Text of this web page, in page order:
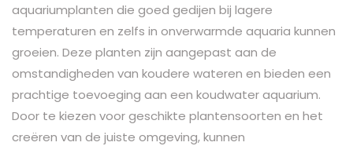
aquariumplanten die goed gedijen bij lagere
temperaturen en zelfs in onverwarmde aquaria kunnen
groeien. Deze planten zijn aangepast aan de
omstandigheden van koudere wateren en bieden een
prachtige toevoeging aan een koudwater aquarium.
Door te kiezen voor geschikte plantensoorten en het
creëren van de juiste omgeving, kunnen